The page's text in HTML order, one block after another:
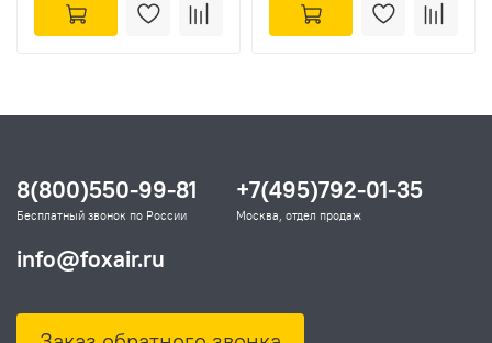
8(800)550-99-81
Бесплатный звонок по России
+7(495)792-01-35
Москва, отдел продаж
info@foxair.ru